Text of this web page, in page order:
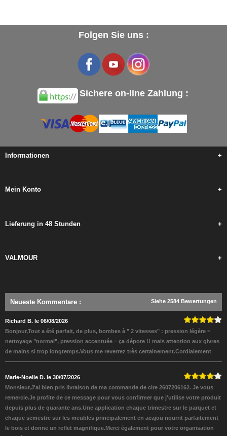
Folgen Sie uns :
Sichere on-line Zahlung :
Informationen +
Mein Konto +
Lieferung in 48 Stunden +
VALMOUR +
Neueste Kommentare : Siehe 2584 Bewertungen
Richard B. le 06/08/2026
Bonjour,Tout a été parfait, de plus, bombes à " 2 vitesses" : pression légère =
nettoyage "normal", pression accentuée = ça dépote !! mais attention aux givres
de mains si trop longtemps.Vous me reverrez très certainement.Cordialement
Marie-Noelle D. le 30/07/2026
Monsieur,J'ai bien pris livraison de ma commande de cire 2607206162. Je vous
remercie.Je profite de ce message pour vous confirmer que j'utilise votre produit
depuis plus de quarante ans.Une application chaque trimestre sur le parquet et
chaque semestre sur les meubles principalement en acajou nourrit parfaitement
le bois et donne un reflet magnifique.Merci également pour votre organisation